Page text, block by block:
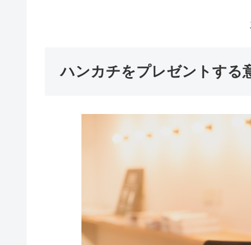
ハンカチをプレゼントする